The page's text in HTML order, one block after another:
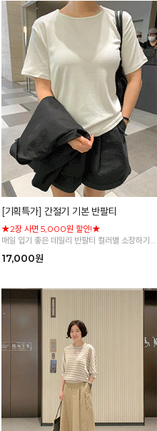
[기획특가] 간절기 기본 반팔티
★2장 사면 5,000원 할인!★
매일 입기 좋은 데일리 반팔티 컬러별 소장하기
좋은 기본 아이템
17,000원